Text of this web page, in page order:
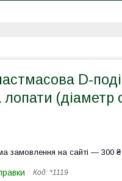
D-
(діаметр
замовлення на сайті — 300 ₴
Код: *1119